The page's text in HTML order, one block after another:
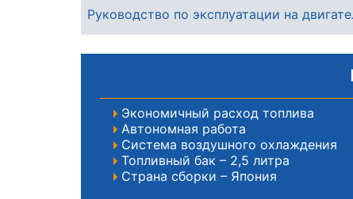
Руководство по эксплуатации на
Экономичный расход топлива
Автономная работа
Система воздушного охлаждения
Топливный бак – 2,5 литра
Страна сборки – Япония